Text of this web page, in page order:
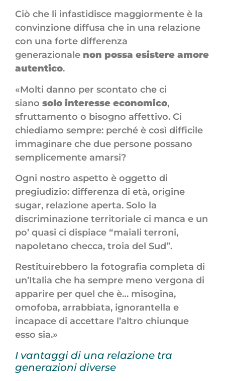
Ciò che li infastidisce maggiormente è la
convinzione diffusa che in una relazione
con una forte differenza
generazionale non possa esistere amore
autentico.
«Molti danno per scontato che ci
siano solo interesse economico,
sfruttamento o bisogno affettivo. Ci
chiediamo sempre: perché è così difficile
immaginare che due persone possano
semplicemente amarsi?
Ogni nostro aspetto è oggetto di
pregiudizio: differenza di età, origine
sugar, relazione aperta. Solo la
discriminazione territoriale ci manca e un
po’ quasi ci dispiace “maiali terroni,
napoletano checca, troia del Sud”.
Restituirebbero la fotografia completa di
un’Italia che ha sempre meno vergona di
apparire per quel che è… misogina,
omofoba, arrabbiata, ignorantella e
incapace di accettare l’altro chiunque
esso sia.»
I vantaggi di una relazione tra
generazioni diverse